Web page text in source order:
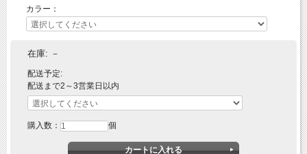
【サイズ SS S M L LL EL 】
専用ファン（ブラック）はこちら
専用バッテリーはこちらはこちら
※当店は、店舗と在庫共有をしている為ご注文後に在庫がない場合がございます。
その場合、ご注文確定メールにてご連絡いたします。
ご了承いただきますようお願い申し上げます。
※モニターやブラウザなどの環境により、質感やお色が実物と異なる場合がございま
カラー：
在庫: －
配送予定:
配送まで2～3営業日以内
購入数： 個